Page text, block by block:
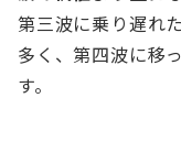
第三波に乗り遅れ
多く、第四波に移
す。